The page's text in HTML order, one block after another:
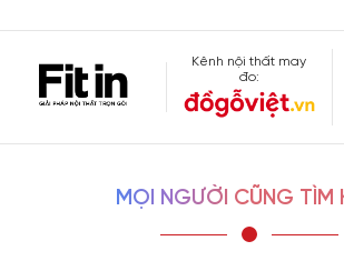
Kênh nội thất may
đo:
MỌI NGƯỜI CŨNG TÌM